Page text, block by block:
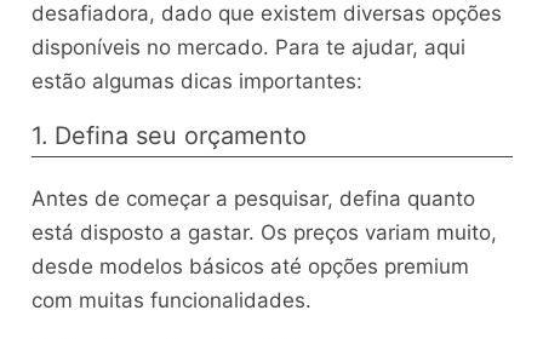
desafiadora, dado que existem diversas opções
disponíveis no mercado. Para te ajudar, aqui
estão algumas dicas importantes:
1. Defina seu orçamento
Antes de começar a pesquisar, defina quanto
está disposto a gastar. Os preços variam muito,
desde modelos básicos até opções premium
com muitas funcionalidades.